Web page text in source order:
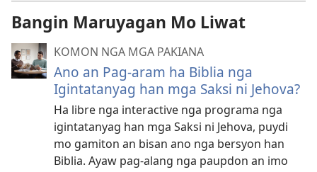
mga
recording
Bangin Maruyagan Mo Liwat
KOMON NGA MGA PAKIANA
Ano an Pag-aram ha Biblia nga
Igintatanyag han mga Saksi ni Jehova?
Ha libre nga interactive nga programa nga
igintatanyag han mga Saksi ni Jehova, puydi
mo gamiton an bisan ano nga bersyon han
Biblia. Ayaw pag-alang nga paupdon an imo